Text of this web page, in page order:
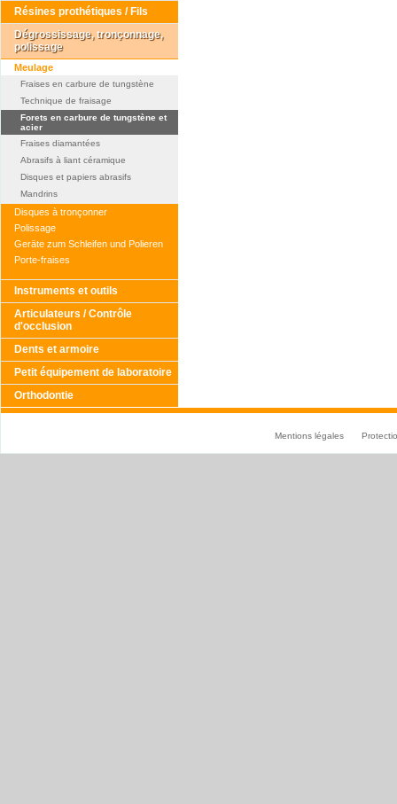
Résines prothétiques / Fils
Dégrossissage, tronçonnage,
polissage
Meulage
Fraises en carbure de tungstène
Technique de fraisage
Forets en carbure de tungstène et
acier
Fraises diamantées
Abrasifs à liant céramique
Disques et papiers abrasifs
Mandrins
Disques à tronçonner
Polissage
Geräte zum Schleifen und Polieren
Porte-fraises
Instruments et outils
Articulateurs / Contrôle
d'occlusion
Dents et armoire
Petit équipement de laboratoire
Orthodontie
Mentions légales